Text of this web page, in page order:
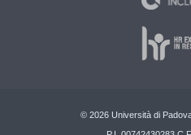
© 2026 Università di